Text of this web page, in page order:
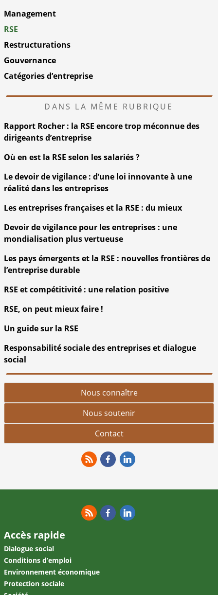
Management
RSE
Restructurations
Gouvernance
Catégories d’entreprise
DANS LA MÊME RUBRIQUE
Rapport Rocher : la RSE encore trop méconnue des
dirigeants d’entreprise
Où en est la RSE selon les salariés ?
Le devoir de vigilance : d’une loi innovante à une
réalité dans les entreprises
Les entreprises françaises et la RSE : du mieux
Devoir de vigilance pour les entreprises : une
mondialisation plus vertueuse
Les pays émergents et la RSE : nouvelles frontières de
l’entreprise durable
RSE et compétitivité : une relation positive
RSE, on peut mieux faire !
Un guide sur la RSE
Responsabilité sociale des entreprises et dialogue
social
Nous connaître
Nous soutenir
Contact
Accès rapide
Dialogue social
Conditions d’emploi
Environnement économique
Protection sociale